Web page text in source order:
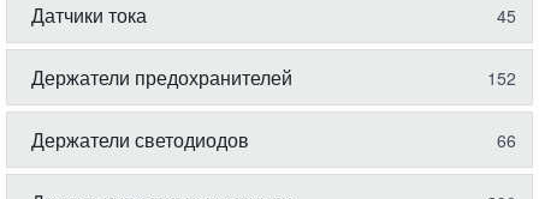
Датчики тока 45
Держатели предохранителей 152
Держатели светодиодов 66